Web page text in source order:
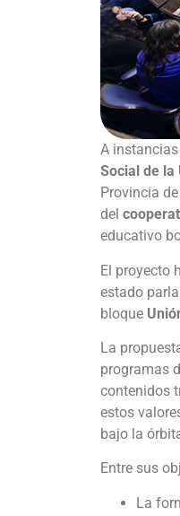
A
Social de la
Provincia
del
educativo
El proyecto
estado
bloque
La
programas
contenidos
estos
bajo la
Entre sus
La